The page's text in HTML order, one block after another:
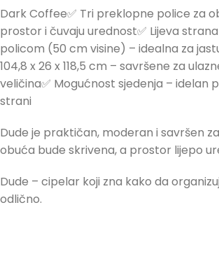
Dark Coffee✅ Tri preklopne police za
prostor i čuvaju urednost✅ Lijeva
policom (50 cm visine) – idealna za
104,8 x 26 x 118,5 cm – savršene za
veličina✅ Mogućnost sjedenja – idelan
strani
Dude je praktičan, moderan i savršen
obuća bude skrivena, a prostor lijepo
Dude – cipelar koji zna kako da
odlično.